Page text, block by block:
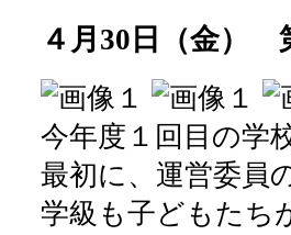
４月30日（金）
今年度１回目の学
最初に、運営委員
学級も子どもたち